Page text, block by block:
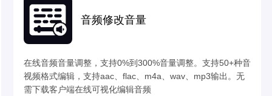
音频修改音量
在线音频音量调整，支持0%到300%音量调整。支持50+种音
视频格式编辑，支持aac、flac、m4a、wav、mp3输出。无
需下载客户端在线可视化编辑音频